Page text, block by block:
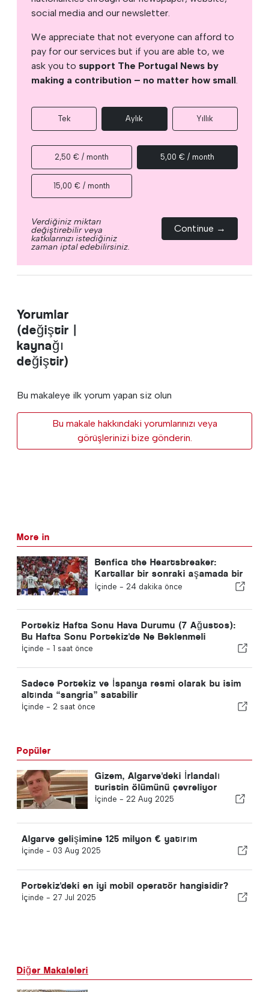
social media and our newsletter.
We appreciate that not everyone can afford to
pay for our services but if you are able to, we
ask you to support The Portugal News by
making a contribution – no matter how small.
Tek Aylık Yıllık
2,50 € / month 5,00 € / month
15,00 € / month
Verdiğiniz miktarı
değiştirebilir veya
katkılarınızı istediğiniz
zaman iptal edebilirsiniz.
Continue →
Yorumlar
(değiştir |
kaynağı
değiştir)
Bu makaleye ilk yorum yapan siz olun
Bu makale hakkındaki yorumlarınızı veya
görüşlerinizi bize gönderin.
More in
Benfica the Heartsbreaker:
Kartallar bir sonraki aşamada bir
ayağıyla Edinburgh'a gidiyor
İçinde - 24 dakika önce
Portekiz Hafta Sonu Hava Durumu (7 Ağustos):
Bu Hafta Sonu Portekiz'de Ne Beklenmeli
İçinde - 1 saat önce
Sadece Portekiz ve İspanya resmi olarak bu isim
altında “sangria” satabilir
İçinde - 2 saat önce
Popüler
Gizem, Algarve'deki İrlandalı
turistin ölümünü çevreliyor
İçinde - 22 Aug 2025
Algarve gelişimine 125 milyon € yatırım
İçinde - 03 Aug 2025
Portekiz'deki en iyi mobil operatör hangisidir?
İçinde - 27 Jul 2025
Diğer Makaleleri